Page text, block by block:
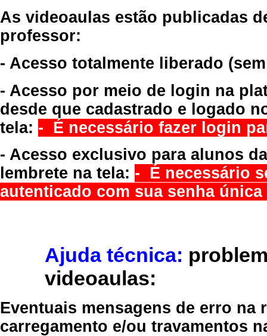
As videoaulas estão publicadas
professor:
- Acesso totalmente liberado
- Acesso por meio de login na
desde que cadastrado e logado
tela: - É necessário fazer login
- Acesso exclusivo para alunos
lembrete na tela: - É necessário
autenticado com sua senha
Ajuda técnica:
videoaulas:
Eventuais mensagens de erro
carregamento e/ou travamentos